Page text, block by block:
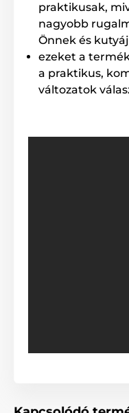
Rendkívül erős
gabalyodik
A Reedog
gabalyodik össze és
szakítószilárdságú
gyártásához
praktikusak,
nagyobb
Önnek és
ezeket a
a praktikus,
változatok